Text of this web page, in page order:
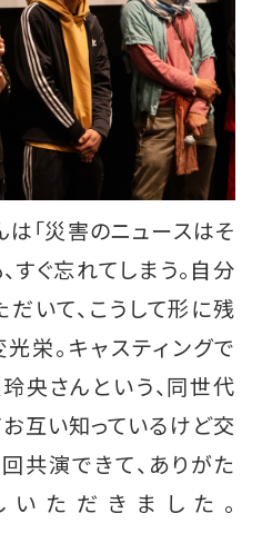
「災害のニュースはそ
すぐ忘れてしまう。自分
いて、こうして形に残
栄。キャスティングで
央さんという、同世代
互い知っているけど交
共演できて、ありがた
いただきました。